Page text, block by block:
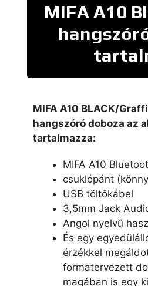
MIFA A10
MIFA A10 BLACK/
hangszóró doboza az
tartalmazza:
MIFA A10
csuklópánt
USB töltőkábel
3,5mm Jack
Angol nyelvű
És egy
érzékkel
formatervezett
magában is egy